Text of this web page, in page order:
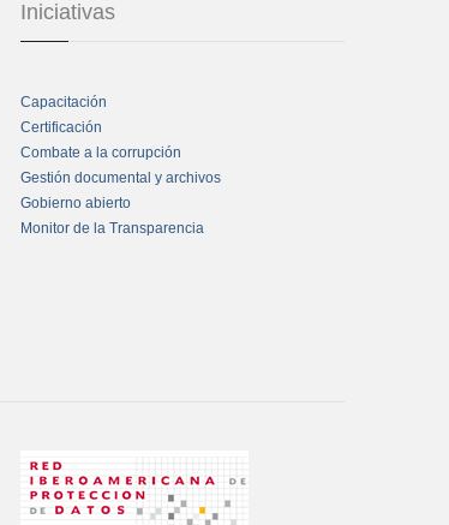
Iniciativas
Capacitación
Certificación
Combate a la corrupción
Gestión documental y archivos
Gobierno abierto
Monitor de la Transparencia